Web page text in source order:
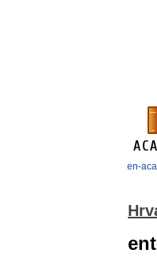
en-